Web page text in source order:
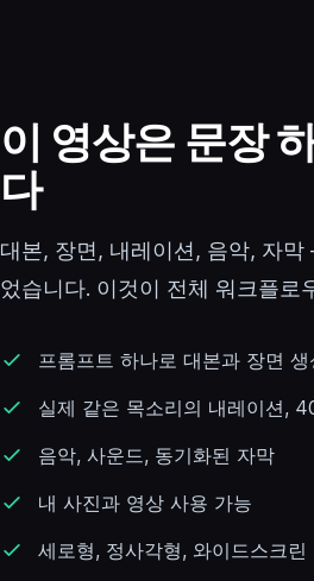
이 영상은 문장
다
대본, 장면, 내레이션, 음악, 자
었습니다. 이것이 전체 워크플로
프롬프트 하나로 대본과 장면 생
실제 같은 목소리의 내레이션,
음악, 사운드, 동기화된 자막
내 사진과 영상 사용 가능
세로형, 정사각형, 와이드스크린